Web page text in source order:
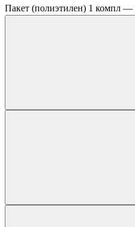
Пакет (полиэтилен) 1 компл —